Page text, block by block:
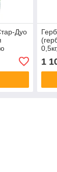
Дуо
кг)
1